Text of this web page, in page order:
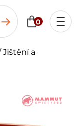
0
Jištění a